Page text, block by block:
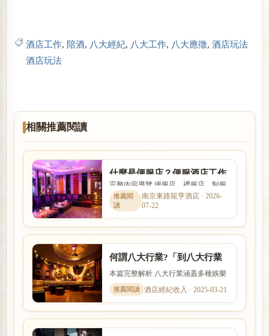
酒店工作, 陪酒, 八大經紀, 八大工作, 八大應徵, 酒店玩法
酒店玩法
相關推薦閱讀
什麼是便服店？便服酒店工作
內容、消費方式與玩法完整介
紹
完整內容導覽 便服店、禮服店、制服
店與日式酒吧的消費方式、工作內容
與客群定位都不相同。本文...
南京東路龍亨酒店 · 2026-
07-22
何謂八大行業?「到八大行業
上班該如何選擇」求職平台
本篇完整解析 八大行業涵蓋多種娛樂
服務與工作型態，實際內容、收入模
式與風險程度差異很大。本...
酒店經紀收入 · 2025-03-21